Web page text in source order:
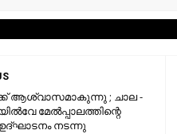
ആശ്വാസമാകുന്നു ; ചാല -
മേൽപ്പാലത്തിന്റെ
നടന്നു